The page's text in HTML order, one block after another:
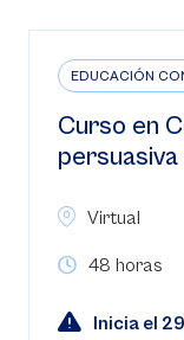
EDUCACIÓN
Curso en
Virtual
48 horas
Inicia el